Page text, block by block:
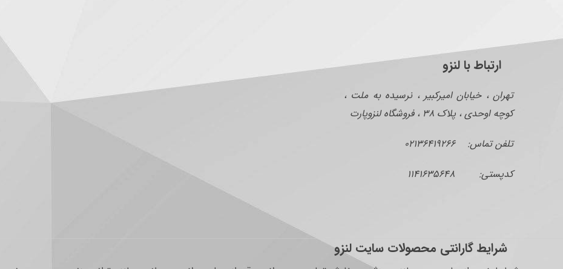
ارتباط با لنزو
تهران ، خیابان امیرکبیر ، نرسیده به ملت ،
کوچه اوحدی ، پلاک ۳۸ ، فروشگاه لنزوپارت
تلفن تماس: ۰۲۱۳۶۴۱۹۲۶۶
کدپستی: ۱۱۴۱۶۳۵۶۴۸
شرایط گارانتی محصولات سایت لنزو